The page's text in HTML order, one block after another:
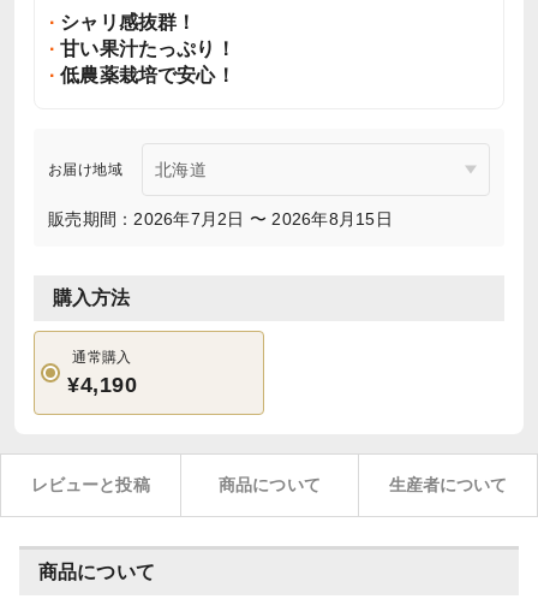
シャリ感抜群！
甘い果汁たっぷり！
低農薬栽培で安心！
お届け地域
販売期間：2026年7月2日 〜 2026年8月15日
購入方法
通常購入
¥4,190
レビューと投稿 商品について 生産者について
商品について